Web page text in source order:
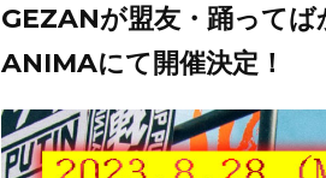
GEZANが盟友・踊って
ANIMAにて開催決定！